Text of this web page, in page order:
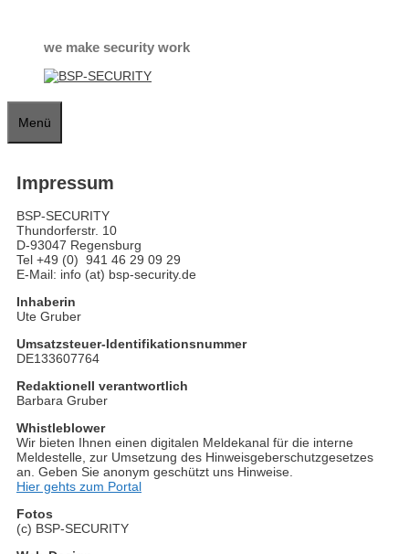
springenwe make security work
Menü
Impressum
BSP-SECURITY
Thundorferstr. 10
D-93047 Regensburg
Tel +49 (0) 941 46 29 09 29
E-Mail: info (at) bsp-security.de
Inhaberin
Ute Gruber
Umsatzsteuer-Identifikationsnummer
DE133607764
Redaktionell verantwortlich
Barbara Gruber
Whistleblower
Wir bieten Ihnen einen digitalen Meldekanal für die interne
Meldestelle, zur Umsetzung des Hinweisgeberschutzgesetzes
an. Geben Sie anonym geschützt uns Hinweise.
Hier gehts zum Portal
Fotos
(c) BSP-SECURITY